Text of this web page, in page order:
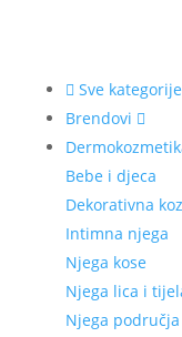
Sve kategorije
Brendovi
Bebe i djeca
Dekorativna
Intimna njega
Njega kose
Njega lica i
Njega